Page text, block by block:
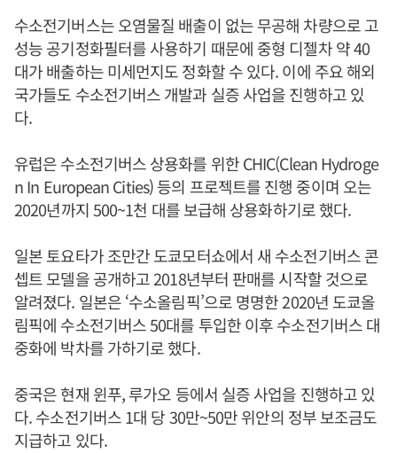
수소전기버스는 오염물질 배출이 없는 무공해 차량으로 고
성능 공기정화필터를 사용하기 때문에 중형 디젤차 약 40
대가 배출하는 미세먼지도 정화할 수 있다. 이에 주요 해외
국가들도 수소전기버스 개발과 실증 사업을 진행하고 있
다.
유럽은 수소전기버스 상용화를 위한 CHIC(Clean Hydroge
n In European Cities) 등의 프로젝트를 진행 중이며 오는
2020년까지 500~1천 대를 보급해 상용화하기로 했다.
일본 토요타가 조만간 도쿄모터쇼에서 새 수소전기버스 콘
셉트 모델을 공개하고 2018년부터 판매를 시작할 것으로
알려졌다. 일본은 ‘수소올림픽’으로 명명한 2020년 도쿄올
림픽에 수소전기버스 50대를 투입한 이후 수소전기버스 대
중화에 박차를 가하기로 했다.
중국은 현재 윈푸, 루가오 등에서 실증 사업을 진행하고 있
다. 수소전기버스 1대 당 30만~50만 위안의 정부 보조금도
지급하고 있다.